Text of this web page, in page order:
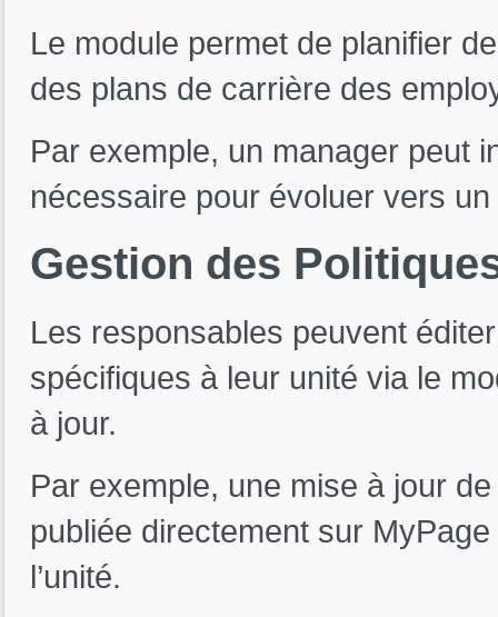
Le module permet de planifier
des plans de carrière des
Par exemple, un manager peut
nécessaire pour évoluer vers
Gestion des
Les responsables peuvent
spécifiques à leur unité via le
à jour.
Par exemple, une mise à jour
publiée directement sur
l’unité.